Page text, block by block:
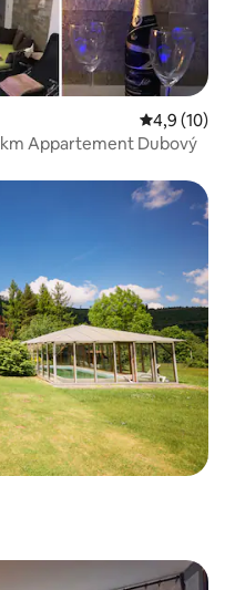
Évaluation
4,9 (10)
Appartement Dubový